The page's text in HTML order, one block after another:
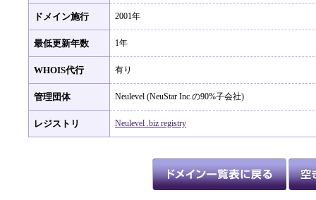
ドメイン施行 2001年
最低更新年数 1年
WHOIS代行 有り
管理団体 Neulevel (NeuStar Inc.の90%子会社)
レジストリ Neulevel .biz registry